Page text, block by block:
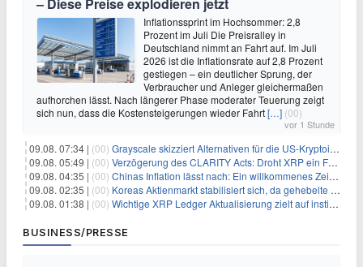
– Diese Preise explodieren jetzt
Inflationssprint im Hochsommer: 2,8
Prozent im Juli Die Preisralley in
Deutschland nimmt an Fahrt auf. Im Juli
2026 ist die Inflationsrate auf 2,8 Prozent
gestiegen – ein deutlicher Sprung, der
Verbraucher und Anleger gleichermaßen
aufhorchen lässt. Nach längerer Phase moderater Teuerung zeigt
sich nun, dass die Kostensteigerungen wieder Fahrt[…] (00)
vor 1 Stunde
09.08. 07:34 | (00) Grayscale skizziert Alternativen für die US-Kryptoindustrie ohne CLARITY Act
09.08. 05:49 | (00) Verzögerung des CLARITY Acts: Droht XRP ein Fall unter die $1-Marke?
09.08. 04:35 | (00) Chinas Inflation lässt nach: Ein willkommenes Zeichen für Investoren angesichts der Folgen des Öl-Schocks
09.08. 02:35 | (00) Koreas Aktienmarkt stabilisiert sich, da gehebelte Positionen abgebaut werden
09.08. 01:38 | (00) Wichtige XRP Ledger Aktualisierung zielt auf institutionelle Akzeptanz ab
BUSINESS/PRESSE